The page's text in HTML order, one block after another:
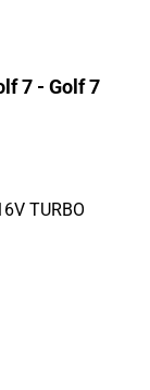
7 - Golf 7
TURBO